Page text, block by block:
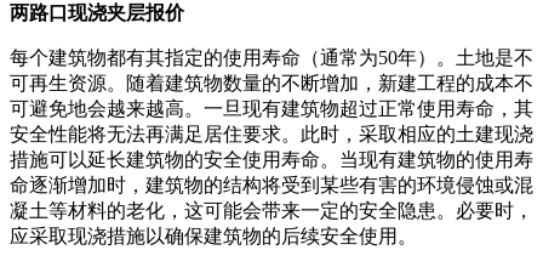
两路口现浇夹层报价
每个建筑物都有其指定的使用寿命（通常为50年）。土地是不
可再生资源。随着建筑物数量的不断增加，新建工程的成本不
可避免地会越来越高。一旦现有建筑物超过正常使用寿命，其
安全性能将无法再满足居住要求。此时，采取相应的土建现浇
措施可以延长建筑物的安全使用寿命。当现有建筑物的使用寿
命逐渐增加时，建筑物的结构将受到某些有害的环境侵蚀或混
凝土等材料的老化，这可能会带来一定的安全隐患。必要时，
应采取现浇措施以确保建筑物的后续安全使用。